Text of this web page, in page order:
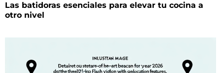
Las batidoras esenciales para elevar tu cocina a
otro nivel